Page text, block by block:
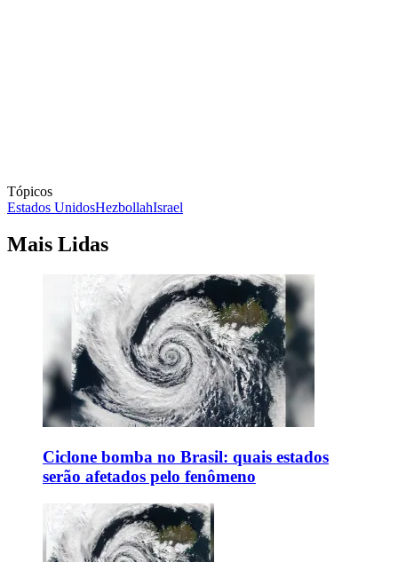
Tópicos
Estados UnidosHezbollahIsrael
Mais Lidas
Ciclone bomba no Brasil: quais estados
serão afetados pelo fenômeno